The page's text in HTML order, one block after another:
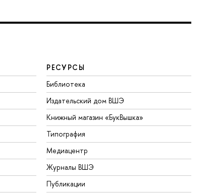
РЕСУРСЫ
Библиотека
Издательский дом ВШЭ
Книжный магазин «БукВышка»
Типография
Медиацентр
Журналы ВШЭ
Публикации